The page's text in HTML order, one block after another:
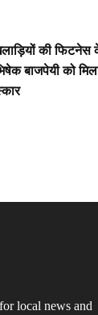
की फिटनेस
बाजपेयी को
local news and